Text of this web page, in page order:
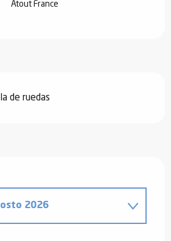
Atout France
de ruedas
2026